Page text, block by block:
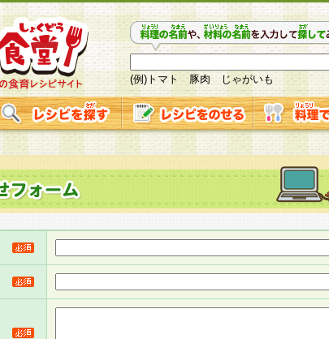
(例)トマト 豚肉 じゃがいも